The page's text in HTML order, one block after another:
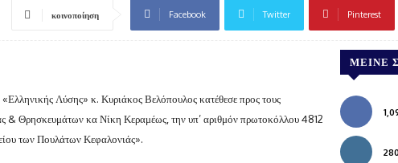
κοινοποίηση Facebook Twitter Pinterest
Λύσης» κ. Κυριάκος Βελόπουλος κατέθεσε προς τους
Θρησκευμάτων κα Νίκη Κεραμέως, την υπ’ αριθμόν πρωτοκόλλου 4812
των Πουλάτων Κεφαλονιάς».
ΜΕΊΝΕ
280